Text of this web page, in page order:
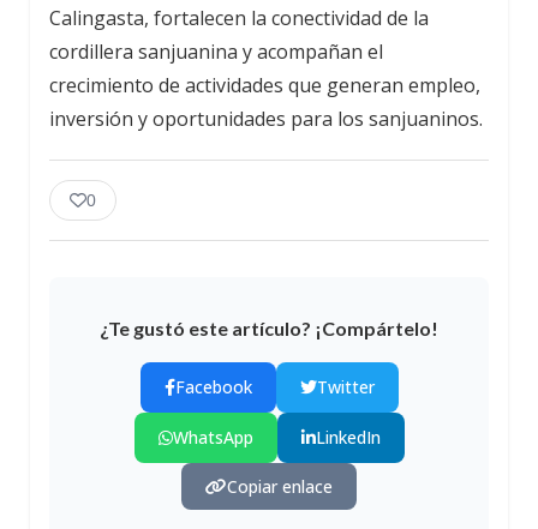
Calingasta, fortalecen la conectividad de la
cordillera sanjuanina y acompañan el
crecimiento de actividades que generan empleo,
inversión y oportunidades para los sanjuaninos.
0
¿Te gustó este artículo? ¡Compártelo!
Facebook Twitter
WhatsApp LinkedIn
Copiar enlace